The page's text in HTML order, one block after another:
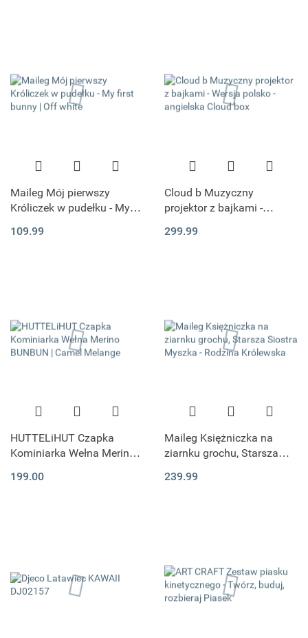
Maileg Mój pierwszy
Króliczek w pudełku - My
109.99
Cloud b Muzyczny
projektor z bajkami -
Cloud box
299.99
HUTTELiHUT Czapka
Kominiarka Wełna Merino
199.00
Maileg Księżniczka na
ziarnku grochu, Starsza
Królewska
239.99